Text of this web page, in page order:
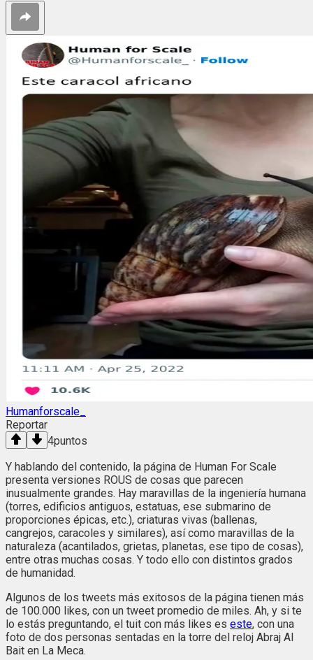
Humanforscale_
Reportar
4puntos
Y hablando del contenido, la página de Human For Scale
presenta versiones ROUS de cosas que parecen
inusualmente grandes. Hay maravillas de la ingeniería humana
(torres, edificios antiguos, estatuas, ese submarino de
proporciones épicas, etc.), criaturas vivas (ballenas,
cangrejos, caracoles y similares), así como maravillas de la
naturaleza (acantilados, grietas, planetas, ese tipo de cosas),
entre otras muchas cosas. Y todo ello con distintos grados
de humanidad.
Algunos de los tweets más exitosos de la página tienen más
de 100.000 likes, con un tweet promedio de miles. Ah, y si te
lo estás preguntando, el tuit con más likes es este, con una
foto de dos personas sentadas en la torre del reloj Abraj Al
Bait en La Meca.